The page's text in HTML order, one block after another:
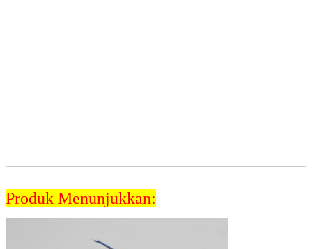
Produk Menunjukkan: